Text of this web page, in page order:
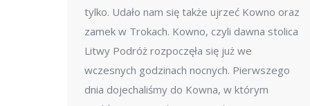
tylko. Udało nam się także ujrzeć Kowno oraz
zamek w Trokach. Kowno, czyli dawna stolica
Litwy Podróż rozpoczęła się już we
wczesnych godzinach nocnych. Pierwszego
dnia dojechaliśmy do Kowna, w którym